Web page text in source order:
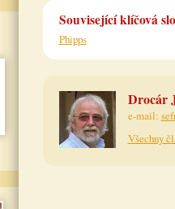
Související klíčová
Phipps
Drocár
e-mail:
Všechny